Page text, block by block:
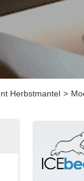
Herbstmantel >